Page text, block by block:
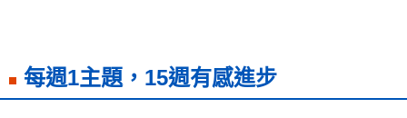
每週1主題，15週有感進步